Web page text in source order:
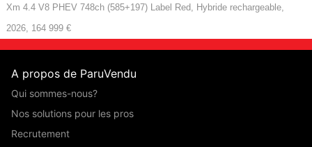
Xm 4.4 V8 PHEV 748ch (585+197) Label Red, Hybride rechargeable,
2026, 164 999 €
A propos de ParuVendu
Qui sommes-nous?
Nos solutions pour les pros
Recrutement